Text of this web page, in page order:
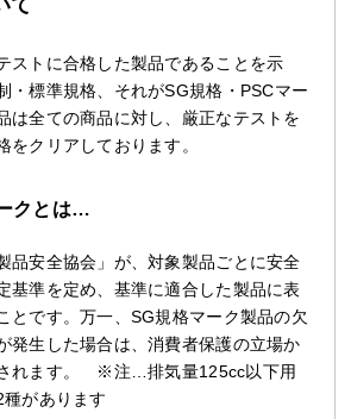
ストに合格した製品であることを示
・標準規格、それがSG規格・PSCマー
は全ての商品に対し、厳正なテストを
をクリアしております。
クとは…
品安全協会」が、対象製品ごとに安全
基準を定め、基準に適合した製品に表
とです。万一、SG規格マーク製品の欠
発生した場合は、消費者保護の立場か
れます。 ※注…排気量125cc以下用
があります